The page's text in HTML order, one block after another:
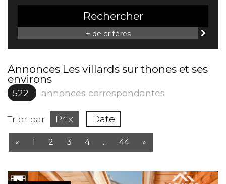
Rechercher
+ de critères
Annonces Les villards sur thones et ses
environs
522 annonces correspondantes
Trier par Prix Date
« 1 2 3 4 .. 44 »